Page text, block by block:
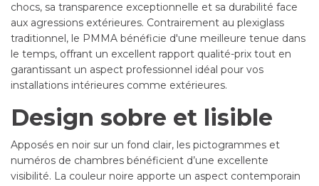
chocs, sa transparence exceptionnelle et sa durabilité face
aux agressions extérieures. Contrairement au plexiglass
traditionnel, le PMMA bénéficie d'une meilleure tenue dans
le temps, offrant un excellent rapport qualité-prix tout en
garantissant un aspect professionnel idéal pour vos
installations intérieures comme extérieures.
Design sobre et lisible
Apposés en noir sur un fond clair, les pictogrammes et
numéros de chambres bénéficient d’une excellente
visibilité. La couleur noire apporte un aspect contemporain